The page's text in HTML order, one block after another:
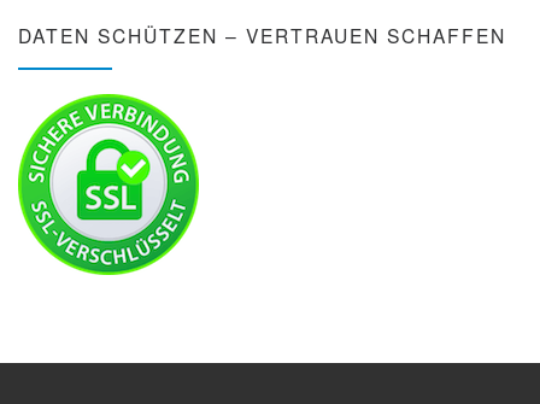
DATEN SCHÜTZEN – VERTRAUEN SCHAFFEN